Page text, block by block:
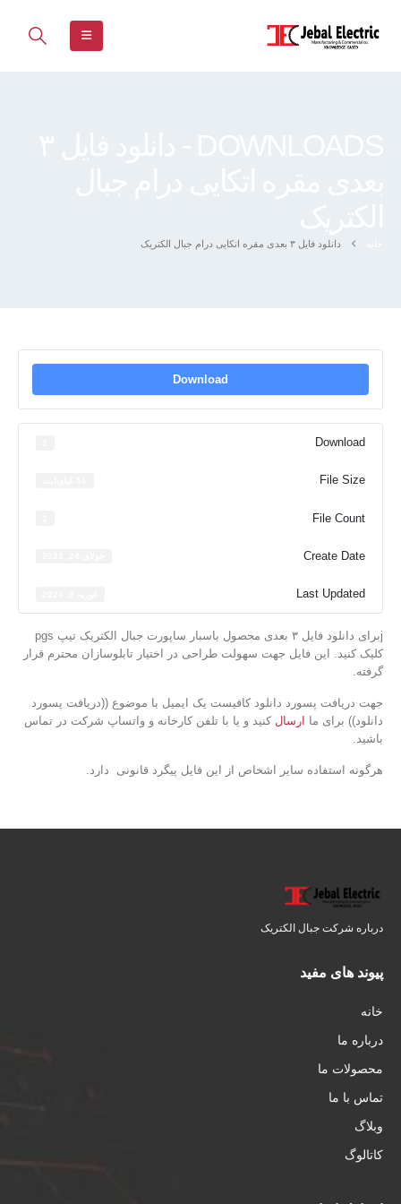
دانلود فایل ۳ بعدی مقره اتکایی درام جبال الکتریک
Download
Download
File Size
File Count
Create Date
Last Updated
jبرای دانلود فایل ۳ بعدی محصول باسبار ساپورت جبال الکتریک تیپ pgs
کلیک کنید. این فایل جهت سهولت طراحی در اختیار تابلوسازان محترم قرار
گرفته.
جهت دریافت پسورد دانلود کافیست یک ایمیل با موضوع ((دریافت پسورد
دانلود)) برای ما ارسال کنید و یا با تلفن کارخانه و واتساپ شرکت در تماس
باشید.
هرگونه استفاده سایر اشخاص از این فایل پیگرد قانونی دارد.
درباره شرکت جبال الکتریک
پیوند های مفید
خانه
درباره ما
محصولات ما
تماس با ما
وبلاگ
کاتالوگ